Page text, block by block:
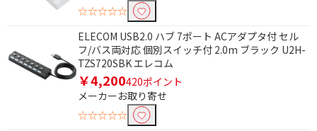
☆☆☆☆☆
ELECOM USB2.0 ハブ 7ポート ACアダプタ付 セル
フ/バス両対応 個別スイッチ付 2.0m ブラック U2H-
TZS720SBK エレコム
￥4,200420ポイント
メーカーお取り寄せ
☆☆☆☆☆